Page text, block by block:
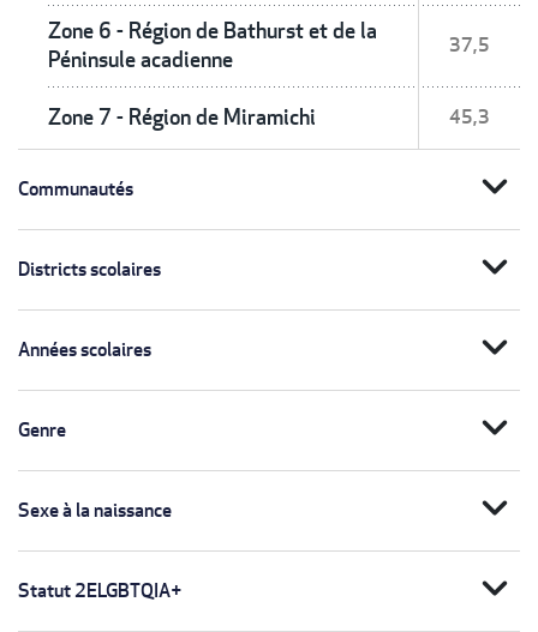
Zone 6 - Région de Bathurst et de la
Péninsule acadienne
37,5
Zone 7 - Région de Miramichi 45,3
Communautés expand_more
Districts scolaires expand_more
Années scolaires expand_more
Genre expand_more
Sexe à la naissance expand_more
Statut 2ELGBTQIA+ expand_more